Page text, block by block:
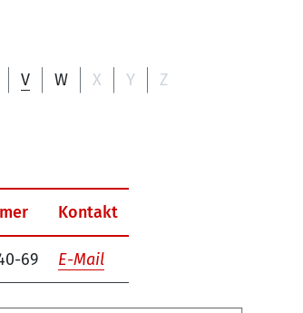
V W X Y Z
Kontakt
69 E-Mail